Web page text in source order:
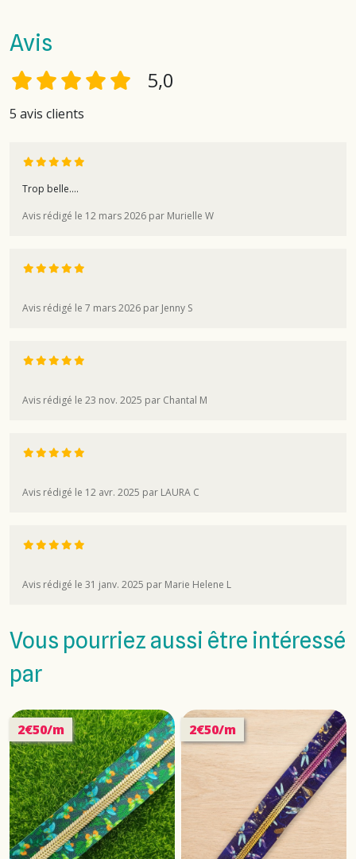
Avis
5,0
5 avis clients
Trop belle....
Avis rédigé le 12 mars 2026 par Murielle W
Avis rédigé le 7 mars 2026 par Jenny S
Avis rédigé le 23 nov. 2025 par Chantal M
Avis rédigé le 12 avr. 2025 par LAURA C
Avis rédigé le 31 janv. 2025 par Marie Helene L
Vous pourriez aussi être intéressé
par
2€50/m 2€50/m